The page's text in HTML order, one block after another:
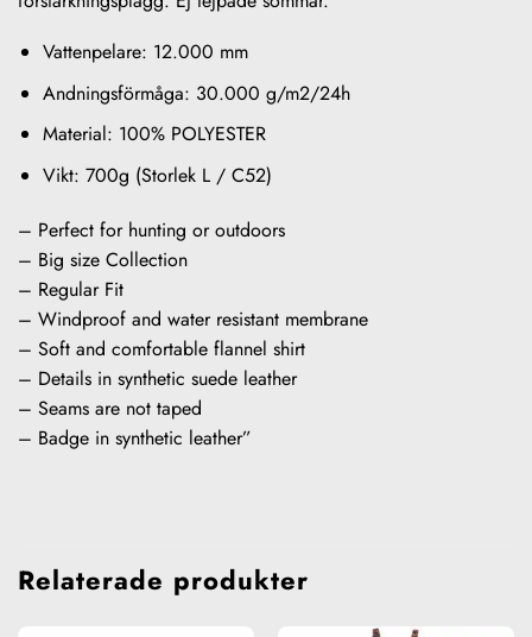
Vattenpelare: 12.000 mm
Andningsförmåga: 30.000 g/m2/24h
Material: 100% POLYESTER
Vikt: 700g (Storlek L / C52)
– Perfect for hunting or outdoors
– Big size Collection
– Regular Fit
– Windproof and water resistant membrane
– Soft and comfortable flannel shirt
– Details in synthetic suede leather
– Seams are not taped
– Badge in synthetic leather”
Relaterade produkter